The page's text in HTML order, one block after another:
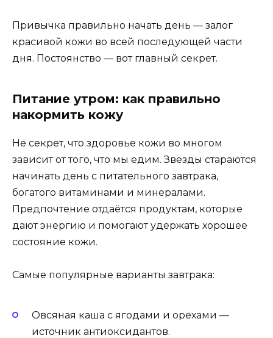
Привычка правильно начать день — залог
красивой кожи во всей последующей части
дня. Постоянство — вот главный секрет.
Питание утром: как правильно
накормить кожу
Не секрет, что здоровье кожи во многом
зависит от того, что мы едим. Звезды стараются
начинать день с питательного завтрака,
богатого витаминами и минералами.
Предпочтение отдаётся продуктам, которые
дают энергию и помогают удержать хорошее
состояние кожи.
Самые популярные варианты завтрака:
Овсяная каша с ягодами и орехами —
источник антиоксидантов.